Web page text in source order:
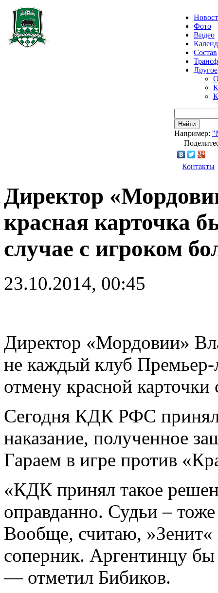
Фото
Видео
Состав
Другое
Найти
Например:
Контакты
Директор
красная карточка
случае с игроком
23.10.2014, 00:45
Директор «Мордовии»
не каждый клуб Премьер-
отмену красной карточки
Сегодня КДК РФС принял
наказание, полученное
Гараем в игре против
«КДК принял такое
оправданно. Судьи –
Вообще, считаю, »Зенит«
соперник. Аргентинцу
— отметил Бибиков.